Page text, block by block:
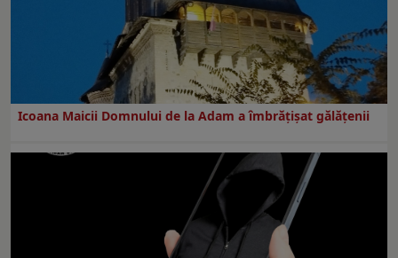
Icoana Maicii Domnului de la Adam a îmbrățișat gălățenii